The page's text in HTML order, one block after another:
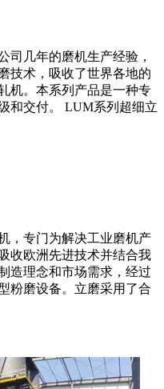
司几年的磨机生产经验，
技术，吸收了世界各地的
机。本系列产品是一种专
和交付。 LUM系列超细立
，专门为解决工业磨机产
收欧洲先进技术并结合我
造理念和市场需求，经过
粉磨设备。立磨采用了合